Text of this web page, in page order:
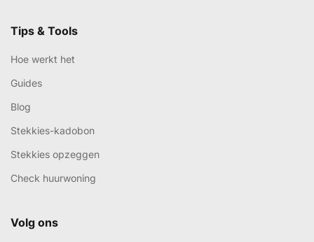
Tips & Tools
Hoe werkt het
Guides
Blog
Stekkies-kadobon
Stekkies opzeggen
Check huurwoning
Volg ons